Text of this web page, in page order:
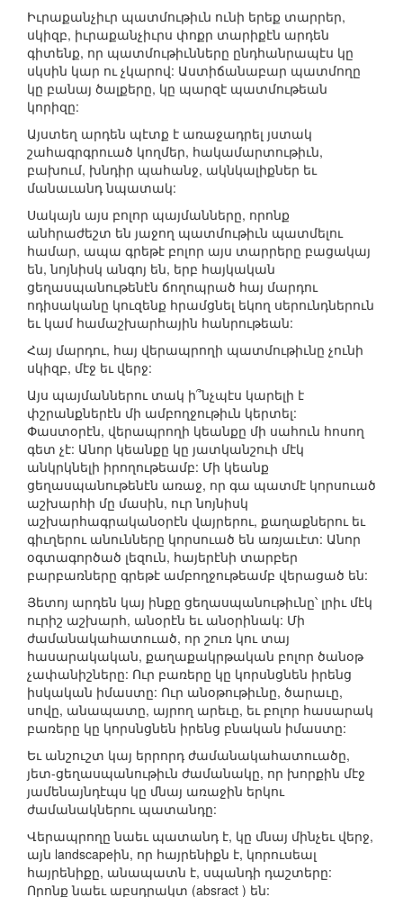
Իւրաքանչիւր պատմութիւն ունի երեք տարրեր,
սկիզբ, իւրաքանչիւրս փոքր տարիքէն արդեն
գիտենք, որ պատմութիւնները ընդհանրապէս կը
սկսին կար ու չկարով: Աստիճանաբար պատմողը
կը բանայ ծալքերը, կը պարզէ պատմութեան
կորիզը:
Այստեղ արդեն պէտք է առաջադրել յստակ
շահագրգրուած կողմեր, հակամարտութիւն,
բախում, խնդիր պահանջ, ակնկալիքներ եւ
մանաւանդ նպատակ:
Սակայն այս բոլոր պայմանները, որոնք
անհրաժեշտ են յաջող պատմութիւն պատմելու
համար, ապա գրեթէ բոլոր այս տարրերը բացակայ
են, նոյնիսկ անգոյ են, երբ հայկական
ցեղասպանութենէն ճողոպրած հայ մարդու
ոդիսականը կուզենք հրամցնել եկող սերունդներուն
եւ կամ համաշխարհային հանրութեան:
Հայ մարդու, հայ վերապրողի պատմութիւնը չունի
սկիզբ, մէջ եւ վերջ:
Այս պայմաններու տակ ի՞նչպէս կարելի է
փշրանքներէն մի ամբողջութիւն կերտել:
Փաստօրէն, վերապրողի կեանքը մի սահուն հոսող
գետ չէ: Անոր կեանքը կը յատկանշուի մէկ
անկրկնելի իրողութեամբ: Մի կեանք
ցեղասպանութենէն առաջ, որ գա պատմէ կորսուած
աշխարհի մը մասին, ուր նոյնիսկ
աշխարհագրականօրէն վայրերու, քաղաքներու եւ
գիւղերու անունները կորսուած են առյաւէտ: Անոր
օգտագործած լեզուն, հայերէնի տարբեր
բարբառները գրեթէ ամբողջութեամբ վերացած են:
Յետոյ արդեն կայ ինքը ցեղասպանութիւնը՝ լրիւ մէկ
ուրիշ աշխարհ, անօրէն եւ անօրինակ: Մի
ժամանակահատուած, որ շուռ կու տայ
հասարակական, քաղաքակրթական բոլոր ծանօթ
չափանիշները: Ուր բառերը կը կորսնցնեն իրենց
իսկական իմաստը: Ուր անօթութիւնը, ծարաւը,
սովը, անապատը, այրող արեւը, եւ բոլոր հասարակ
բառերը կը կորսնցնեն իրենց բնական իմաստը:
Եւ անշուշտ կայ երրորդ ժամանակահատուածը,
յետ-ցեղասպանութիւն ժամանակը, որ խորքին մէջ
յամենայնդէպս կը մնայ առաջին երկու
ժամանակներու պատանդը:
Վերապրողը նաեւ պատանդ է, կը մնայ մինչեւ վերջ,
այն landscapeին, որ հայրենիքն է, կորուսեալ
հայրենիքը, անապատն է, սպանդի դաշտերը:
Որոնք նաեւ աբսդրակտ (absract ) են: